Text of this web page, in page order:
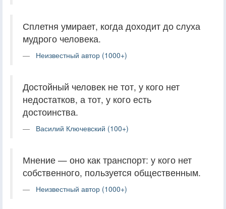
Сплетня умирает, когда доходит до слуха
мудрого человека.
Неизвестный автор (1000+)
Достойный человек не тот, у кого нет
недостатков, а тот, у кого есть
достоинства.
Василий Ключевский (100+)
Мнение — оно как транспорт: у кого нет
собственного, пользуется общественным.
Неизвестный автор (1000+)